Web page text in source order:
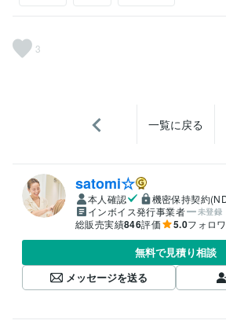
3
一覧に戻る
satomi☆
本人確認
機密保持契約
インボイス発行事業者
未登録
総販売実績846評価 5.0フォロ
無料で見積り相談
メッセージを送る